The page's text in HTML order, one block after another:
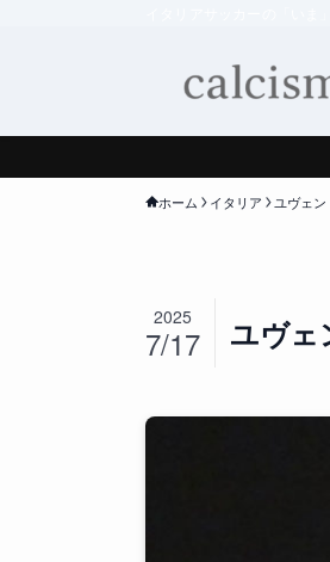
ホーム イタリア ユヴェン
ユヴ
2025
7/17